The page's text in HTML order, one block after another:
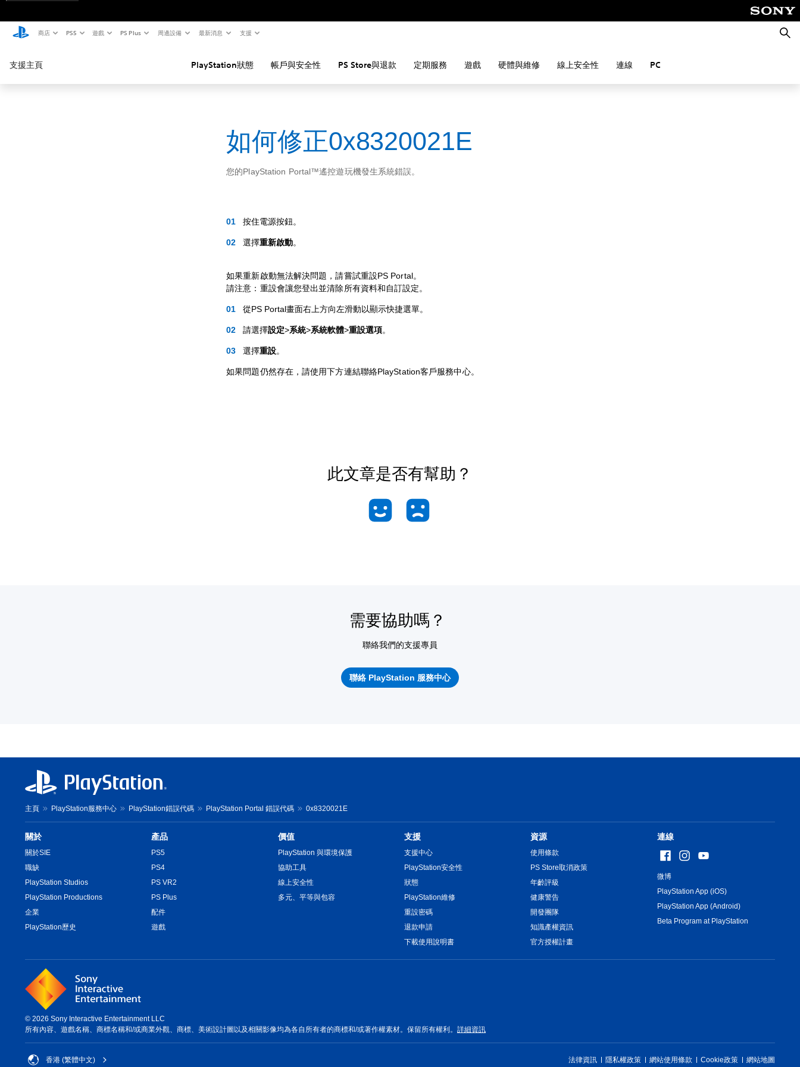
商店 PS5 遊戲 PS Plus 周邊設備 最新消息 支援
搜
尋
支援主頁 PlayStation狀態 帳戶與安全性 PS Store與退款 定期服務 遊戲 硬體與維修 線上安全性 連線 PC
如何修正0x8320021E
您的PlayStation Portal™遙控遊玩機發生系統錯誤。
按住電源按鈕。
選擇重新啟動。
如果重新啟動無法解決問題，請嘗試重設PS Portal。
請注意：重設會讓您登出並清除所有資料和自訂設定。
從PS Portal畫面右上方向左滑動以顯示快捷選單。
請選擇設定>系統>系統軟體>重設選項。
選擇重設。
如果問題仍然存在，請使用下方連結聯絡PlayStation客戶服務中心。
此文章是否有幫助？
需要協助嗎？
聯絡我們的支援專員
聯絡 PlayStation 服務中心
主頁 PlayStation服務中心 PlayStation錯誤代碼 PlayStation Portal 錯誤代碼 0x8320021E
關於
關於SIE
職缺
PlayStation Studios
PlayStation Productions
企業
PlayStation歷史
產品
PS5
PS4
PS VR2
PS Plus
配件
遊戲
價值
PlayStation 與環境保護
協助工具
線上安全性
多元、平等與包容
支援
支援中心
PlayStation安全性
狀態
PlayStation維修
重設密碼
退款申請
下載使用說明書
資源
使用條款
PS Store取消政策
年齡評級
健康警告
開發團隊
知識產權資訊
官方授權計畫
連線
微博
PlayStation App (iOS)
PlayStation App (Android)
Beta Program at PlayStation
© 2026 Sony Interactive Entertainment LLC
所有內容、遊戲名稱、商標名稱和/或商業外觀、商標、美術設計圖以及相關影像均為各自所有者的商標和/或著作權素材。保留所有權利。 詳細資訊
香港 (繁體中文) 法律資訊 隱私權政策 網站使用條款 Cookie政策 網站地圖